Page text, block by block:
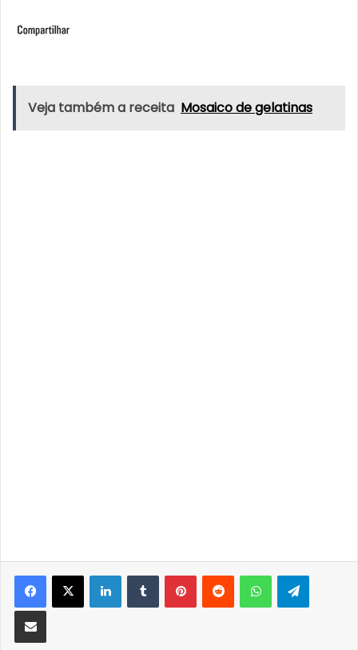
Veja também a receita Mosaico de gelatinas
LinkedInTumblrPinterestReddit WhatsApp
Partilhar Via Email